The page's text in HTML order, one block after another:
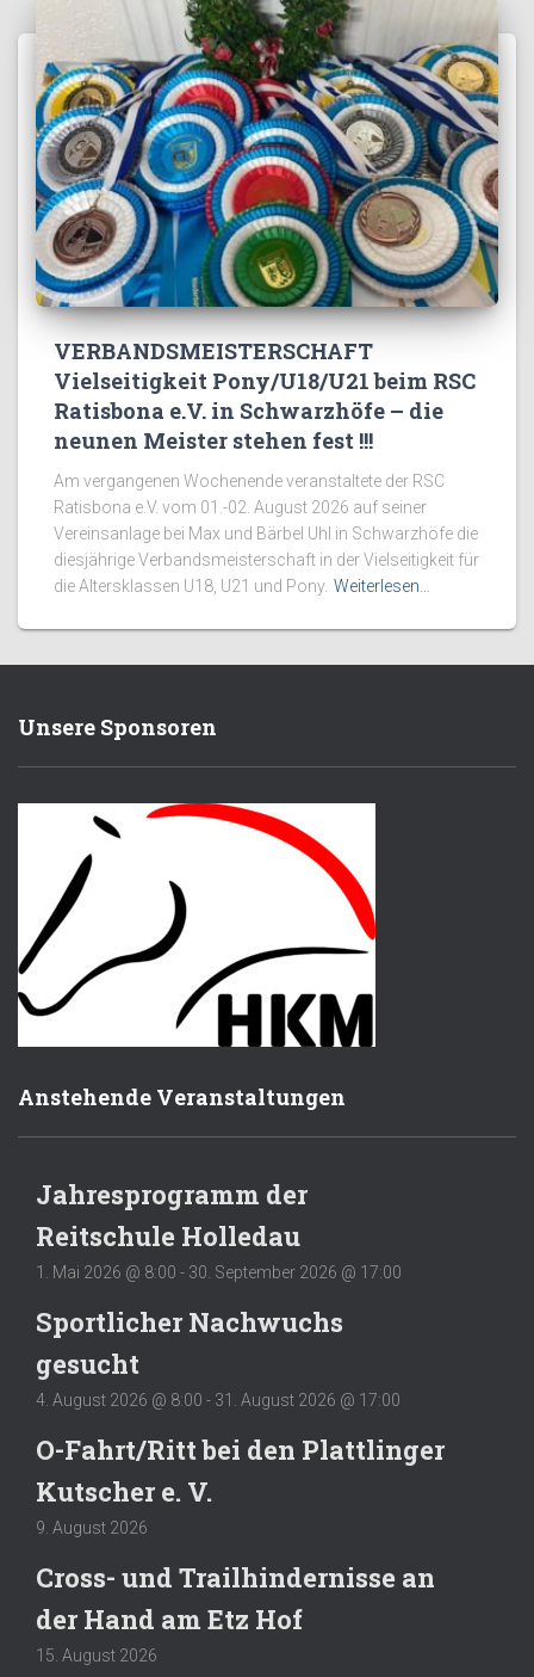
VERBANDSMEISTERSCHAFT
Vielseitigkeit Pony/U18/U21 beim RSC
Ratisbona e.V. in Schwarzhöfe – die
neunen Meister stehen fest !!!
Am vergangenen Wochenende veranstaltete der RSC
Ratisbona e.V. vom 01.-02. August 2026 auf seiner
Vereinsanlage bei Max und Bärbel Uhl in Schwarzhöfe die
diesjährige Verbandsmeisterschaft in der Vielseitigkeit für
die Altersklassen U18, U21 und Pony. Weiterlesen…
Unsere Sponsoren
Anstehende Veranstaltungen
Jahresprogramm der
Reitschule Holledau
1. Mai 2026 @ 8:00 - 30. September 2026 @ 17:00
Sportlicher Nachwuchs
gesucht
4. August 2026 @ 8:00 - 31. August 2026 @ 17:00
O-Fahrt/Ritt bei den Plattlinger
Kutscher e. V.
9. August 2026
Cross- und Trailhindernisse an
der Hand am Etz Hof
15. August 2026